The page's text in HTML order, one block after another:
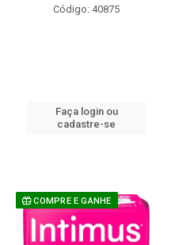
Código: 40875
Faça login ou
cadastre-se
COMPRE E GANHE